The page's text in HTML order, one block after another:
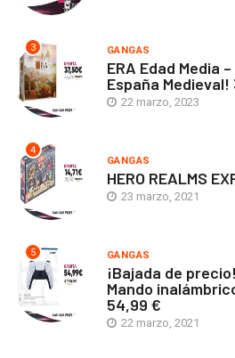
3 GANGAS
ERA Edad Media
España Medieval!
22 marzo, 2023
4
GANGAS
HERO REALMS
23 marzo, 2021
5 GANGAS
¡Bajada de
Mando
54,99 €
22 marzo, 2021